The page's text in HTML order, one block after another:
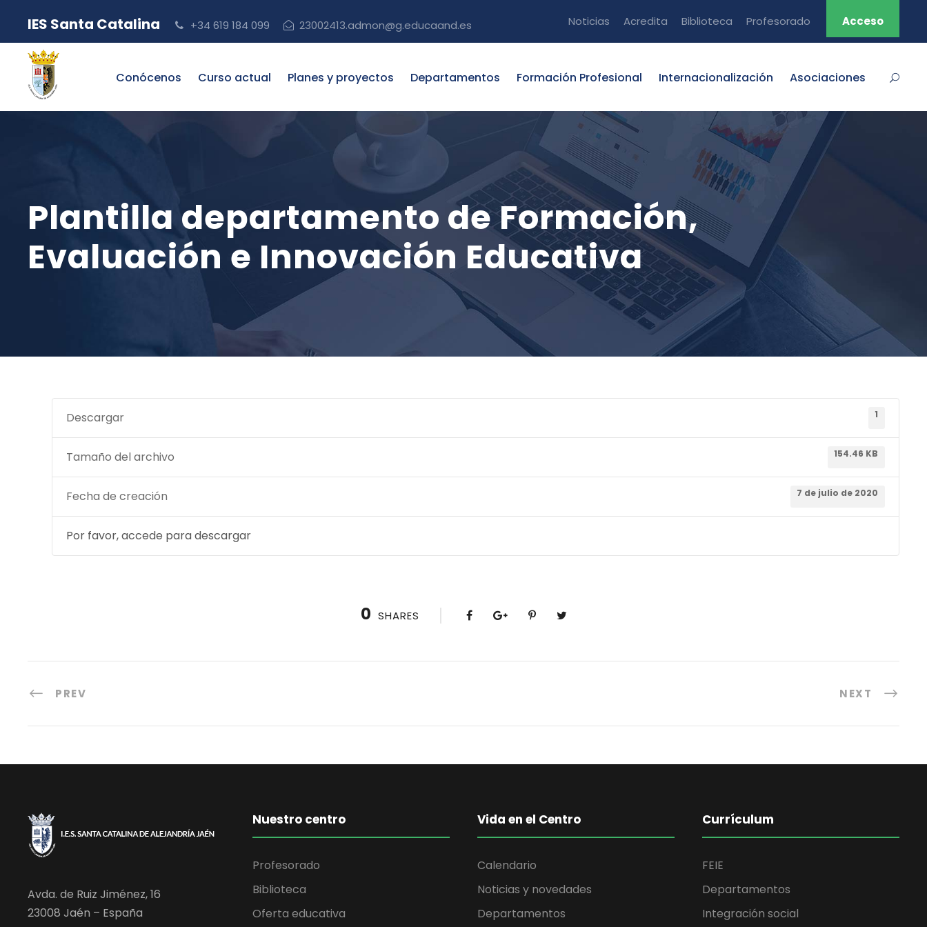
IES Santa Catalina +34 619 184 099 23002413.admon@g.educaand.es Noticias Acredita Biblioteca Profesorado Acceso
Conócenos Curso actual Planes y proyectos Departamentos Formación Profesional Internacionalización Asociaciones
Plantilla departamento de Formación,
Evaluación e Innovación Educativa
Descargar 1
Tamaño del archivo 154.46 KB
Fecha de creación 7 de julio de 2020
Por favor, accede para descargar
0 SHARES
PREV NEXT
Avda. de Ruiz Jiménez, 16
23008 Jaén – España
Nuestro centro
Profesorado
Biblioteca
Oferta educativa
Vida en el Centro
Calendario
Noticias y novedades
Departamentos
Currículum
FEIE
Departamentos
Integración social